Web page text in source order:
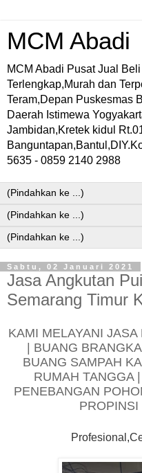
MCM Abadi
MCM Abadi Pusat Jual
Terlengkap,Murah dan
Teram,Depan Puskesmas
Daerah Istimewa
Jambidan,Kretek kidul
5635 - 0859 2140 2988
Sabtu, 02 Januari 2021
Jasa Angkutan
Semarang Timur
KAMI MELAYANI
| BUANG
BUANG SAMPAH
RUMAH TANGGA
PENEBANGAN
PROPINSI